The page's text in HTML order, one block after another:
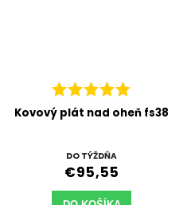
Kovový plát nad oheň fs38
DO TÝŽDŇA
€95,55